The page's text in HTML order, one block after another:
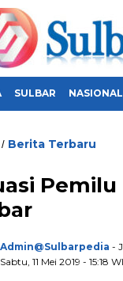
SULBAR NASIONAL
/ Berita Terbaru
Pemilu
Admin@sulbarpedia -
Sabtu, 11 Mei 2019 - 15:18